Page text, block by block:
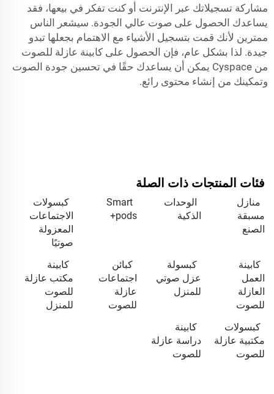
مشاركة تسجيلاتك عبر الإنترنت أو كنت تفكر في بيعها، فقد
يساعدك الحصول على صوت عالي الجودة. سيشعر الناس
ممترين لأنك قمت بتسجيل الأشياء مع الاهتمام بجعلها تبدو
جيدة. لذا بشكل عام، فإن الحصول على كابينة عازلة للصوت
من Cyspace يمكن أن يساعدك حقًا في تحسين جودة الصوت
وتمكينك من إنشاء محتوى رائع.
فئات المنتجات ذات الصلة
منازل
مسبقة
الصنع
الوحدات
الذكية
Smart
pods+
كبسولات
الاجتماعات
المعزولة
صوتيًا
كابينة
العمل
العازلة
للصوت
كبسولة
عزل صوتي
للمنزل
كبائن
اجتماعات
عازلة
للصوت
كابينة
مكتب عازلة
للصوت
للمنزل
كبسولات
مكتبية عازلة
للصوت
كابينة
دراسة عازلة
للصوت